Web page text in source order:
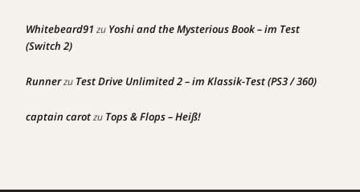
Whitebeard91 zu Yoshi and the Mysterious Book – im Test
(Switch 2)
Runnerzu Test Drive Unlimited 2 – im Klassik-Test (PS3 / 360)
captain carotzu Tops & Flops – Heiß!